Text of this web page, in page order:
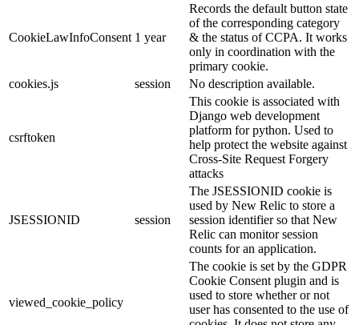
CookieLawInfoConsent 1 year
Records the default button state
of the corresponding category
& the status of CCPA. It works
only in coordination with the
primary cookie.
cookies.js
session No description available.
csrftoken
This cookie is associated with
Django web development
platform for python. Used to
help protect the website against
Cross-Site Request Forgery
attacks
JSESSIONID session
The JSESSIONID cookie is
used by New Relic to store a
session identifier so that New
Relic can monitor session
counts for an application.
viewed_cookie_policy
The cookie is set by the GDPR
Cookie Consent plugin and is
used to store whether or not
user has consented to the use of